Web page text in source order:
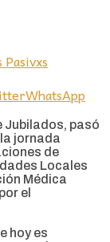
WhatsApp
Jubilados, pasó
jornada
de
Locales
Médica
el
hoy es